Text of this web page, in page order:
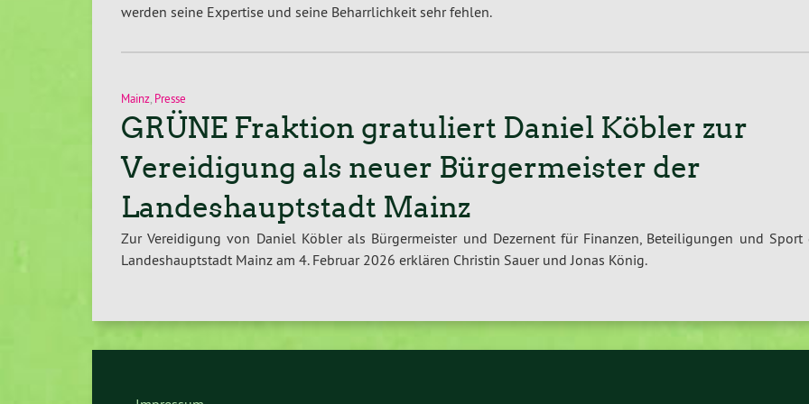
werden seine Expertise und seine Beharrlichkeit sehr fehlen.
Mainz Presse
GRÜNE Fraktion gratuliert Daniel Köbler zur
Vereidigung als neuer Bürgermeister der
Landeshauptstadt Mainz
Zur Vereidigung von Daniel Köbler als Bürgermeister und Dezernent für Finanzen, Beteiligungen und Sport
Landeshauptstadt Mainz am 4. Februar 2026 erklären Christin Sauer und Jonas König.